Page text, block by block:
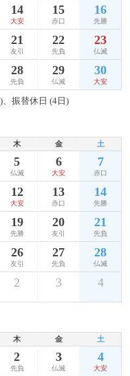
14
大安
15
赤口
16
先勝
21
友引
22
先負
23
仏滅
28
先負
29
仏滅
30
大安
、振替休日 (4日)
木 金 土
5
仏滅
6
大安
7
赤口
12
大安
13
赤口
14
先勝
19
先勝
20
友引
21
先負
26
友引
27
先負
28
仏滅
2 3 4
木 金 土
2
先負
3
仏滅
4
大安